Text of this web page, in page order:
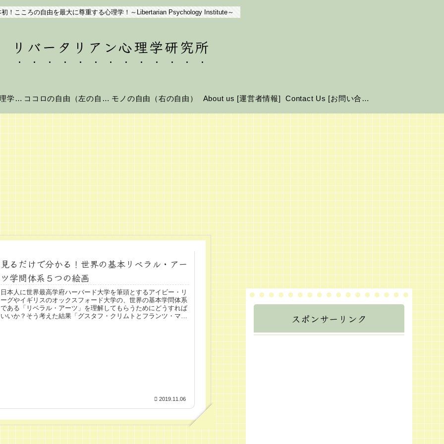
！こころの自由を最大に尊重する心理学！～Libertarian Psychology Institute～
リバータリアン心理学研究所
リバータリアン心理学とは？ ココロの自由（左の自由） モノの自由（右の自由） About us [運営者情報] Contact Us [お問い合わせ]
見るだけで分かる！世界の基本リベラル・アー
ツ学問体系５つの絵画
日本人に世界最高学府ハーバード大学を筆頭とするアイビー・リ
ーグやイギリスのオックスフォード大学の、世界の基本学問体系
である「リベラル・アーツ」を理解してもらうためにどうすれば
いいか？そう考えた結果「グスタフ・クリムトとフランツ・マッ
2019.11.06
スポンサーリンク